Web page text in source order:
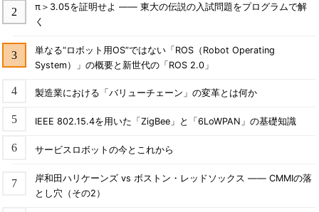
π＞3.05を証明せよ ―― 東大の伝説の入試問題をプログラムで解
く
単なる“ロボット用OS”ではない「ROS（Robot Operating
System）」の概要と新世代の「ROS 2.0」
製造業における「バリューチェーン」の変革とは何か
IEEE 802.15.4を用いた「ZigBee」と「6LoWPAN」の基礎知識
サービスロボットの今とこれから
岸和田ハリケーンズ vs ボストン・レッドソックス ―― CMMIの落
とし穴（その2）